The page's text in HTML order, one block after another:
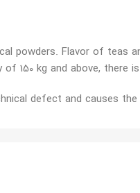
powders. Flavor of teas
150 kg and above,
defect and causes